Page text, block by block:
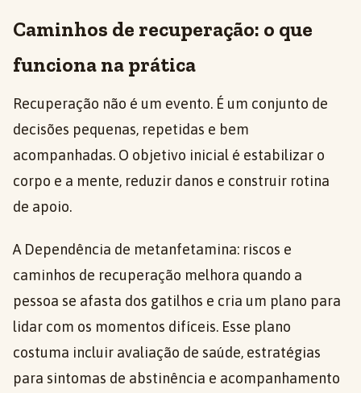
Caminhos de recuperação: o que
funciona na prática
Recuperação não é um evento. É um conjunto de
decisões pequenas, repetidas e bem
acompanhadas. O objetivo inicial é estabilizar o
corpo e a mente, reduzir danos e construir rotina
de apoio.
A Dependência de metanfetamina: riscos e
caminhos de recuperação melhora quando a
pessoa se afasta dos gatilhos e cria um plano para
lidar com os momentos difíceis. Esse plano
costuma incluir avaliação de saúde, estratégias
para sintomas de abstinência e acompanhamento